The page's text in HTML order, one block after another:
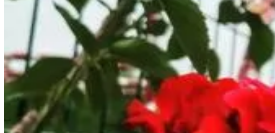
9.3
Direct reserveren